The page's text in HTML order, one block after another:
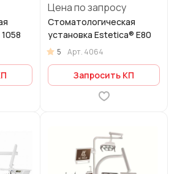
Цена по запросу
Стоматологическая
установка Estetica® E80
5 Арт. 4064
Запросить КП